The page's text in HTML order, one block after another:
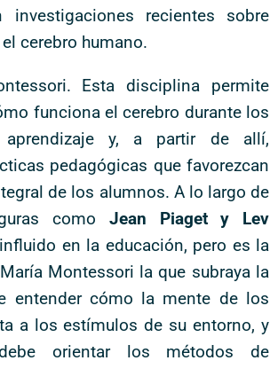
investigaciones recientes sobre
cerebro humano.
Esta disciplina permite
funciona el cerebro durante los
aprendizaje y, a partir de allí,
pedagógicas que favorezcan
de los alumnos. A lo largo de
como Jean Piaget y Lev
en la educación, pero es la
Montessori la que subraya la
entender cómo la mente de los
a los estímulos de su entorno, y
orientar los métodos de